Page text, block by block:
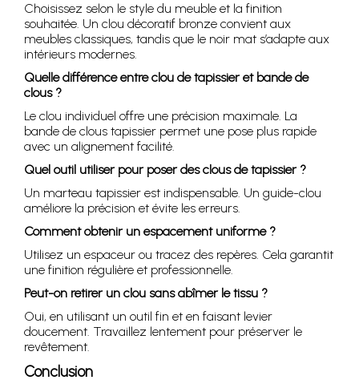
Choisissez selon le style du meuble et la finition
souhaitée. Un clou décoratif bronze convient aux
meubles classiques, tandis que le noir mat s’adapte aux
intérieurs modernes.
Quelle différence entre clou de tapissier et bande de
clous ?
Le clou individuel offre une précision maximale. La
bande de clous tapissier permet une pose plus rapide
avec un alignement facilité.
Quel outil utiliser pour poser des clous de tapissier ?
Un marteau tapissier est indispensable. Un guide-clou
améliore la précision et évite les erreurs.
Comment obtenir un espacement uniforme ?
Utilisez un espaceur ou tracez des repères. Cela garantit
une finition régulière et professionnelle.
Peut-on retirer un clou sans abîmer le tissu ?
Oui, en utilisant un outil fin et en faisant levier
doucement. Travaillez lentement pour préserver le
revêtement.
Conclusion